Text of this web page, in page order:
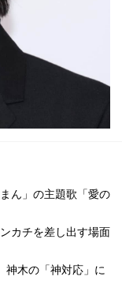
ん」の主題歌「愛の
カチを差し出す場面
神木の「神対応」に